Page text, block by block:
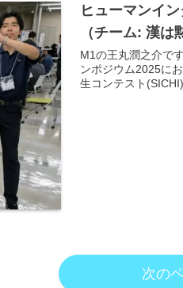
ヒューマンイ
（チーム: 漢は
M1の王丸潤之介で
ンポジウム2025に
生コンテスト
次の